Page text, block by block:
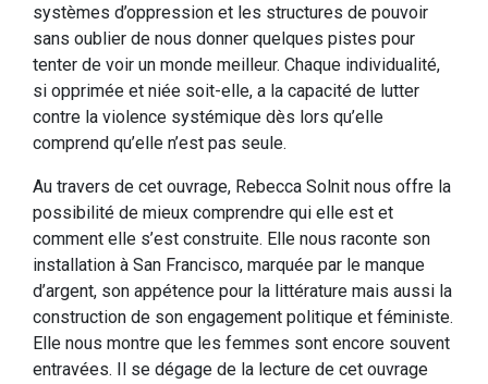
systèmes d’oppression et les structures de pouvoir
sans oublier de nous donner quelques pistes pour
tenter de voir un monde meilleur. Chaque individualité,
si opprimée et niée soit-elle, a la capacité de lutter
contre la violence systémique dès lors qu’elle
comprend qu’elle n’est pas seule.
Au travers de cet ouvrage, Rebecca Solnit nous offre la
possibilité de mieux comprendre qui elle est et
comment elle s’est construite. Elle nous raconte son
installation à San Francisco, marquée par le manque
d’argent, son appétence pour la littérature mais aussi la
construction de son engagement politique et féministe.
Elle nous montre que les femmes sont encore souvent
entravées. Il se dégage de la lecture de cet ouvrage